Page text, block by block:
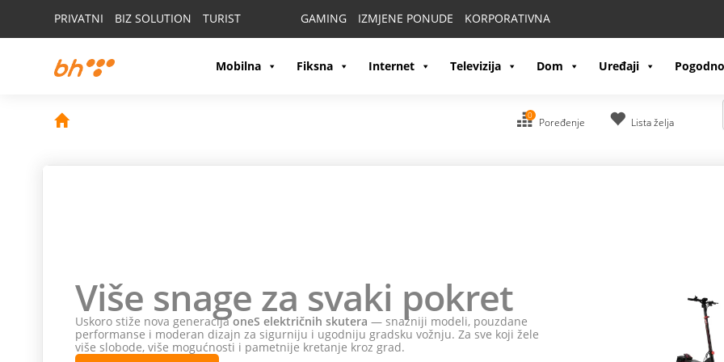
PRIVATNI BIZ SOLUTION TURIST GAMING IZMJENE PONUDE KORPORATIVNA
Mobilna Fiksna Internet Televizija Dom Uređaji
0
Poređenje Lista želja
Više snage za svaki pokret
Uskoro stiže nova generacijaoneS električnih skutera — snažniji modeli, pouzdane
performanse i moderan dizajn za sigurniju i ugodniju gradsku vožnju. Za sve koji žele
više slobode, više mogućnosti i pametnije kretanje kroz grad.